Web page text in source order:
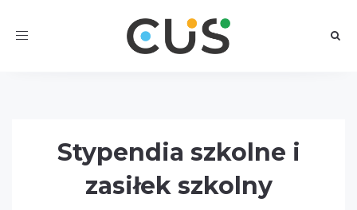
Toggle
Stypendia szkolne i
zasiłek szkolny